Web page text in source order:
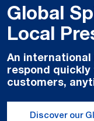
Global
Local
An
respond
customers,
Discover our